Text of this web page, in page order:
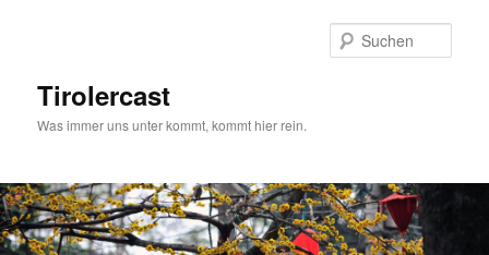
Tirolercast
Was immer uns unter kommt, kommt hier rein.